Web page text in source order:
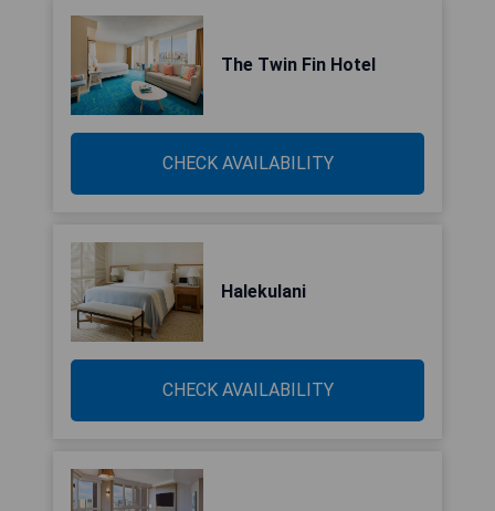
The Twin Fin Hotel
CHECK AVAILABILITY
Halekulani
CHECK AVAILABILITY